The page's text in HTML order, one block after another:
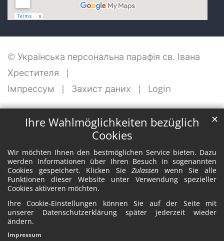
Ihre Wahlmöglichkeiten bezüglich
Cookies
Wir möchten Ihnen den bestmöglichen Service bieten. Dazu
werden Informationen über Ihren Besuch in sogenannten
Cookies gespeichert. Klicken SieZulassen wenn Sie alle
Funktionen dieser Website unter Verwendung spezieller
Cookies aktiveren möchten.
Ihre Cookie-Einstellungen können Sie auf der Seite mit
unserer Datenschutzerklärung später jederzeit wieder
ändern.
✕
Impressum
© Українська персональна парафія св. Івана
Хрестителя
Імпрессум
Захист даних Login